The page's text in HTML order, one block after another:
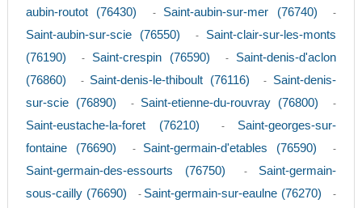
aubin-routot (76430)
- Saint-aubin-sur-mer (76740) -
Saint-aubin-sur-scie (76550) - Saint-clair-sur-les-monts
(76190)
- Saint-crespin (76590) - Saint-denis-d'aclon
(76860)
- Saint-denis-le-thiboult (76116) - Saint-denis-
sur-scie (76890)
- Saint-etienne-du-rouvray (76800) -
Saint-eustache-la-foret (76210) - Saint-georges-sur-
fontaine (76690)
- Saint-germain-d'etables (76590) -
Saint-germain-des-essourts (76750) - Saint-germain-
sous-cailly (76690)
- Saint-germain-sur-eaulne (76270) -